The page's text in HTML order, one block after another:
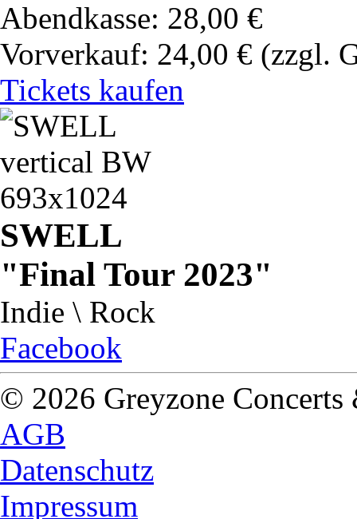
Abendkasse: 28,00 €
Vorverkauf: 24,00 € (zzgl.
Tickets kaufen
SWELL
"Final Tour 2023"
Indie \ Rock
Facebook
© 2026 Greyzone
AGB
Datenschutz
Impressum